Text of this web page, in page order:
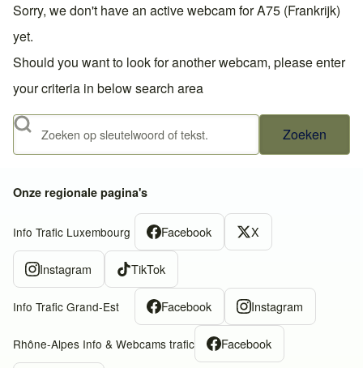
Sorry, we don't have an active webcam for A75 (Frankrijk)
yet.
Should you want to look for another webcam, please enter
your criteria in below search area
Zoeken
Onze regionale pagina's
Info Trafic Luxembourg Facebook X
Instagram TikTok
Info Trafic Grand-Est Facebook Instagram
Rhône-Alpes Info & Webcams trafic Facebook